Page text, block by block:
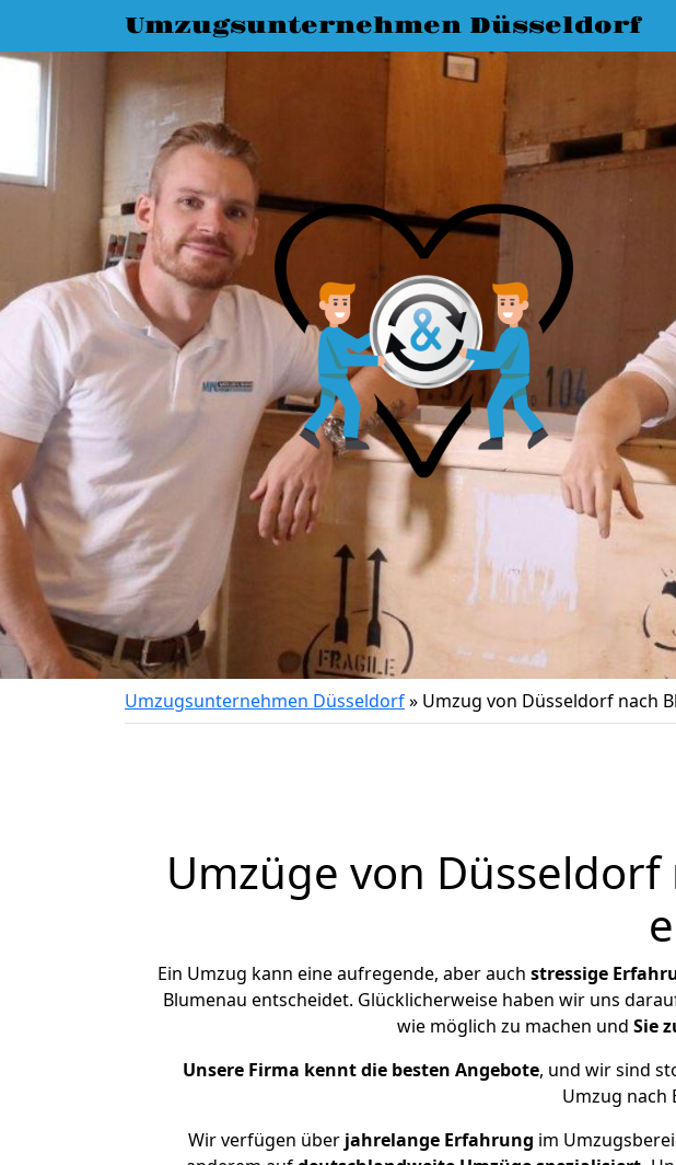
Umzugsunternehmen Düsseldorf
Umzugsunternehmen Düsseldorf» Umzug von Düsseldorf nach
Umzüge von
Ein Umzug kann eine aufregende, aber auch stressige
Blumenau entscheidet. Glücklicherweise haben wir uns
wie möglich zu machen und Sie
Unsere Firma kennt die besten Angebote, und wir sind
Umzug nach
Wir verfügen über jahrelange Erfahrung im